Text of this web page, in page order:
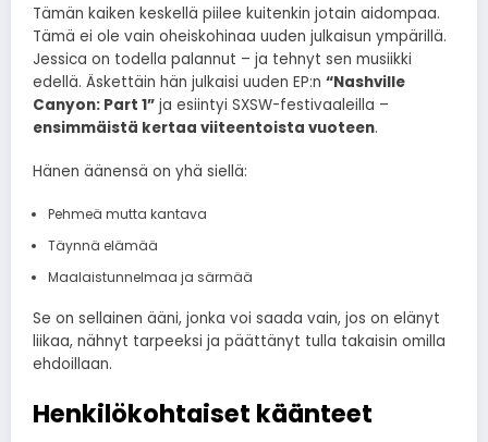
Tämän kaiken keskellä piilee kuitenkin jotain aidompaa.
Tämä ei ole vain oheiskohinaa uuden julkaisun ympärillä.
Jessica on todella palannut – ja tehnyt sen musiikki
edellä. Äskettäin hän julkaisi uuden EP:n “Nashville
Canyon: Part 1” ja esiintyi SXSW-festivaaleilla –
ensimmäistä kertaa viiteentoista vuoteen.
Hänen äänensä on yhä siellä:
Pehmeä mutta kantava
Täynnä elämää
Maalaistunnelmaa ja särmää
Se on sellainen ääni, jonka voi saada vain, jos on elänyt
liikaa, nähnyt tarpeeksi ja päättänyt tulla takaisin omilla
ehdoillaan.
Henkilökohtaiset käänteet